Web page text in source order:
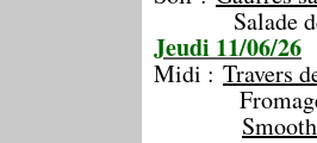
Salade de
Jeudi 11/06/26
Midi : Travers